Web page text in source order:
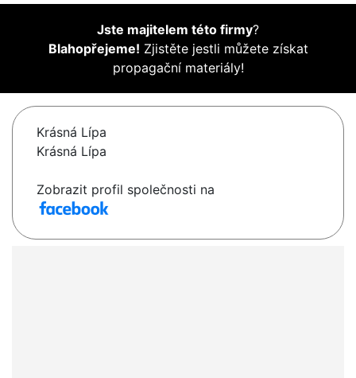
Jste majitelem této firmy?
Blahopřejeme! Zjistěte jestli můžete získat
propagační materiály!
Krásná Lípa
Krásná Lípa
Zobrazit profil společnosti na